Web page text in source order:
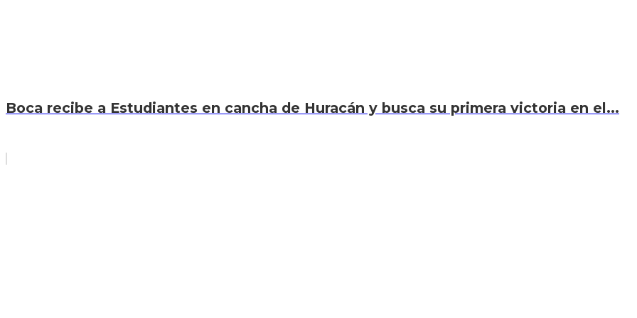
Boca recibe a Estudiantes en cancha de Huracán y busca su primera victoria en el...